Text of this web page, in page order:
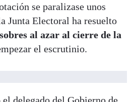
se paralizase unos
Junta Electoral ha resuelto
al azar al cierre de la
el escrutinio.